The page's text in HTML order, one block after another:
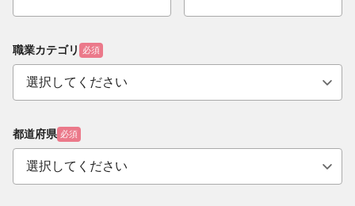
職業カテゴリ 必須
都道府県 必須